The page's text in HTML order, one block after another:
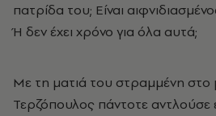
πατρίδα του; Είναι
Ή δεν έχει χρόνο για όλα αυτά;
Με τη ματιά του στραμμένη
Τερζόπουλος πάντοτε αντλούσε